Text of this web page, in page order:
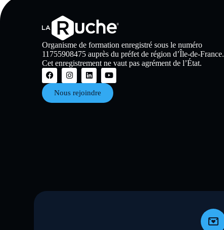
Organisme de formation enregistré sous le numéro
11755908475 auprès du préfet de région d’Île-de-France.
Cet enregistrement ne vaut pas agrément de l’État.
Nous rejoindre